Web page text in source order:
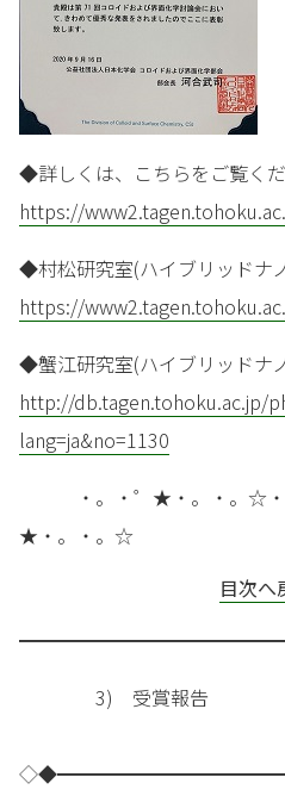
◆詳しくは、こちらをご覧くだ
https://
◆村松研究室(ハイブリッドナ
https://
◆蟹江研究室(ハイブリッドナ
http://db.tagen.tohoku.ac.jp/
lang=ja&no=1130
・。・゜★・。・。☆・゜
★・。・。☆
目次へ
3) 受賞報告